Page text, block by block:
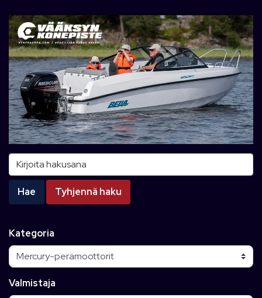
Kirjoita hakusana
Hae Tyhjennä haku
Kategoria
Valmistaja